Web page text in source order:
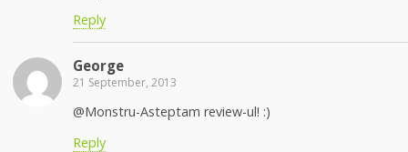
Reply
George
21 September, 2013
@Monstru-Asteptam review-ul! :)
Reply